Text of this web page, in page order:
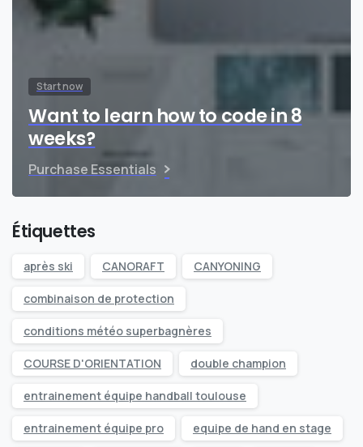
Start now
Want to learn how to code in 8
weeks?
Purchase Essentials
Étiquettes
après ski CANORAFT CANYONING
combinaison de protection
conditions météo superbagnères
COURSE D'ORIENTATION double champion
entrainement équipe handball toulouse
entrainement équipe pro equipe de hand en stage